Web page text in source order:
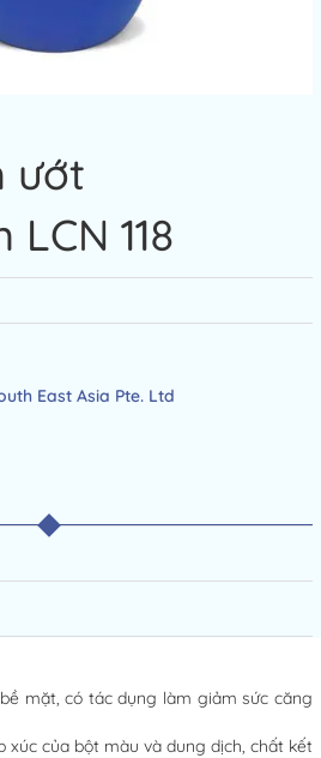
ướt
118
East Asia Pte. Ltd
mặt, có tác dụng làm giảm sức căng
xúc của bột màu và dung dịch, chất kết